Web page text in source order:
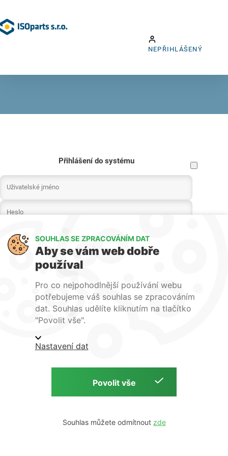
NEPŘIHLÁŠENÝ
ANO, ODHLÁSIT SE
Přihlášení do systému
Uživatelské jméno
Heslo
PŘIHLÁSIT SE
Registraci můžete provést zasláním požadavku na
obchod@isoparts.cz, případně telefonicky na tel.: +420 724 122
Copyright © 2026 ISOparts s.r.o. | web by
SOUHLAS SE ZPRACOVÁNÍM DAT
Aby se vám web dobře
používal
Pro co nejpohodlnější používání webu
potřebujeme váš souhlas se zpracováním
dat. Souhlas udělíte kliknutím na tlačítko
"Povolit vše".
Nastavení dat
Souhlas můžete odmítnout